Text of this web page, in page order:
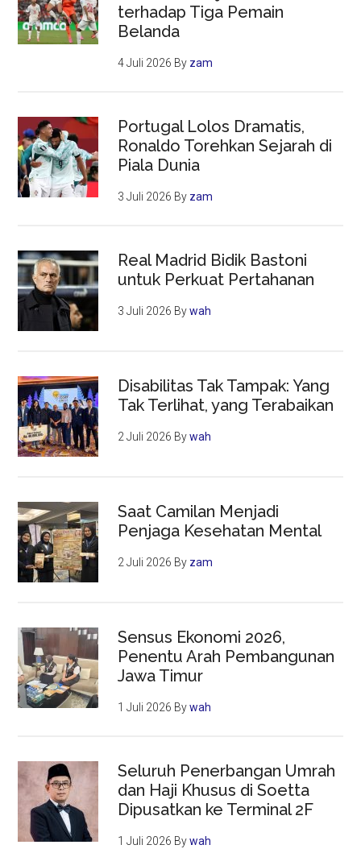
terhadap Tiga Pemain
Belanda
4 Juli 2026 By zam
Portugal Lolos Dramatis,
Ronaldo Torehkan Sejarah di
Piala Dunia
3 Juli 2026 By zam
Real Madrid Bidik Bastoni
untuk Perkuat Pertahanan
3 Juli 2026 Bywah
Disabilitas Tak Tampak: Yang
Tak Terlihat, yang Terabaikan
2 Juli 2026 Bywah
Saat Camilan Menjadi
Penjaga Kesehatan Mental
2 Juli 2026 By zam
Sensus Ekonomi 2026,
Penentu Arah Pembangunan
Jawa Timur
1 Juli 2026 Bywah
Seluruh Penerbangan Umrah
dan Haji Khusus di Soetta
Dipusatkan ke Terminal 2F
1 Juli 2026 Bywah